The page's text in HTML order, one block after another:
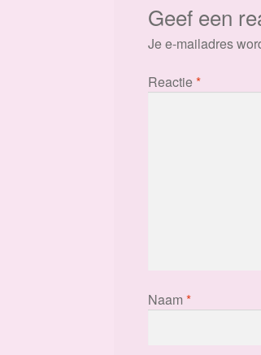
Geef een
Je e-mailadres
Reactie*
Naam *